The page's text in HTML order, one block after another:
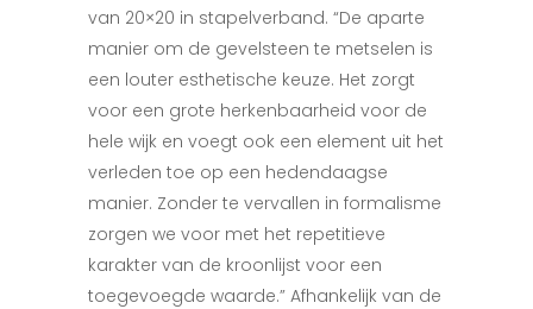
van 20×20 in stapelverband. “De aparte
manier om de gevelsteen te metselen is
een louter esthetische keuze. Het zorgt
voor een grote herkenbaarheid voor de
hele wijk en voegt ook een element uit het
verleden toe op een hedendaagse
manier. Zonder te vervallen in formalisme
zorgen we voor met het repetitieve
karakter van de kroonlijst voor een
toegevoegde waarde.” Afhankelijk van de